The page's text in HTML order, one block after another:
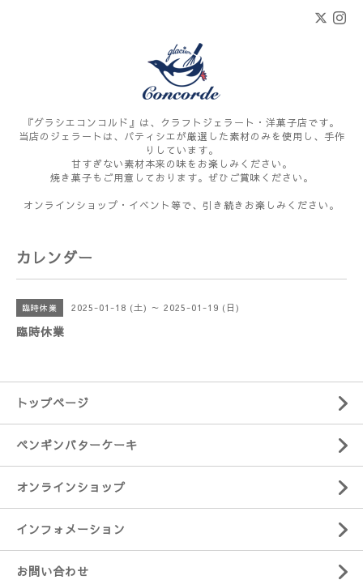
『グラシエコンコルド』は、クラフトジェラート・洋菓子店です。
当店のジェラートは、パティシエが厳選した素材のみを使用し、手作
りしています。
甘すぎない素材本来の味をお楽しみください。
焼き菓子もご用意しております。ぜひご賞味ください。
オンラインショップ・イベント等で、引き続きお楽しみください。
カレンダー
臨時休業 2025-01-18 (土) ～ 2025-01-19 (日)
臨時休業
トップページ
ペンギンバターケーキ
オンラインショップ
インフォメーション
お問い合わせ